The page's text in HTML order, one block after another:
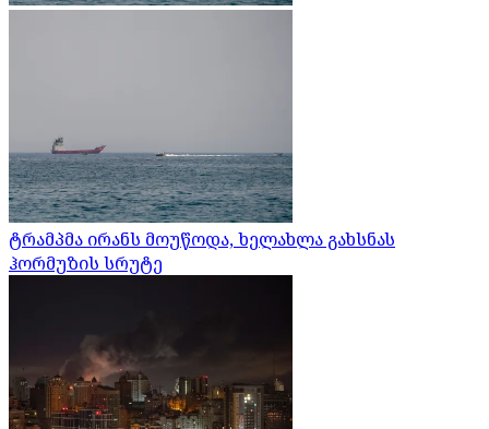
ტრამპმა ირანს მოუწოდა, ხელახლა გახსნას
ჰორმუზის სრუტე